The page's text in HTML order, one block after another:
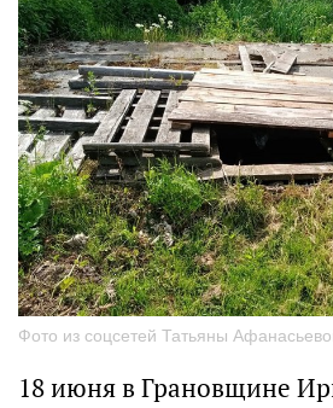
Фото из соцсетей Татьяны
18 июня в Грановщине